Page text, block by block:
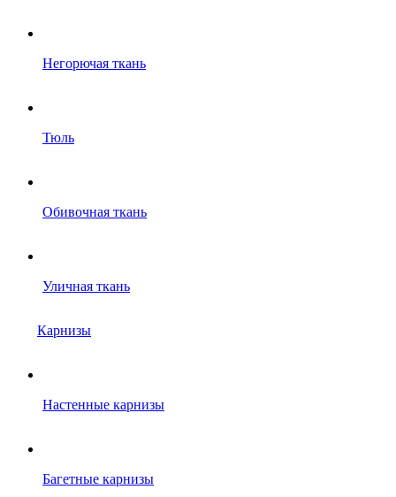
Негорючая ткань
Тюль
Обивочная ткань
Уличная ткань
Карнизы
Настенные карнизы
Багетные карнизы